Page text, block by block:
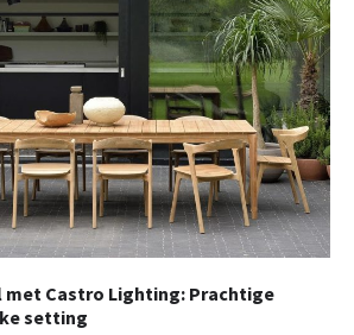
Castro Lighting: Prachtige
setting